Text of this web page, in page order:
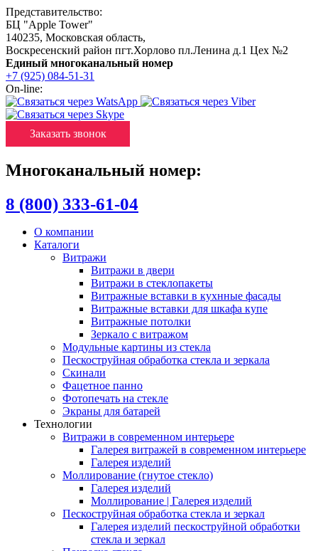
Представительство:
БЦ "Apple Tower"
140235, Московская область,
Воскресенский район пгт.Хорлово пл.Ленина д.1 Цех №2
Единый многоканальный номер
+7 (925) 084-51-31
On-line:
Заказать звонок
Многоканальный номер:
8 (800) 333-61-04
О компании
Каталоги
Витражи
Витражи в двери
Витражи в стеклопакеты
Витражные вставки в кухнные фасады
Витражные вставки для шкафа купе
Витражные потолки
Зеркало с витражом
Модульные картины из стекла
Пескоструйная обработка стекла и зеркала
Скинали
Фацетное панно
Фотопечать на стекле
Экраны для батарей
Технологии
Витражи в современном интерьере
Галерея витражей в современном интерьере
Галерея изделий
Моллирование (гнутое стекло)
Галерея изделий
Моллирование | Галерея изделий
Пескоструйная обработка стекла и зеркал
Галерея изделий пескоструйной обработки
стекла и зеркал